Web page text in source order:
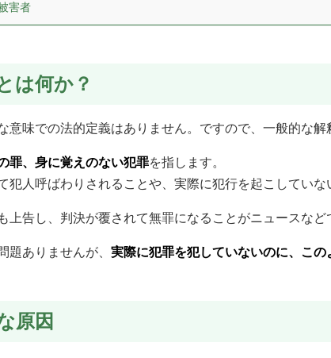
害者
は何か？
意味での法的定義はありません。ですので、一般的な解
罪、身に覚えのない犯罪を指します。
犯人呼ばわりされることや、実際に犯行を起こしてい
上告し、判決が覆されて無罪になることがニュースなど
題ありませんが、 実際に犯罪を犯していないのに、この
原因